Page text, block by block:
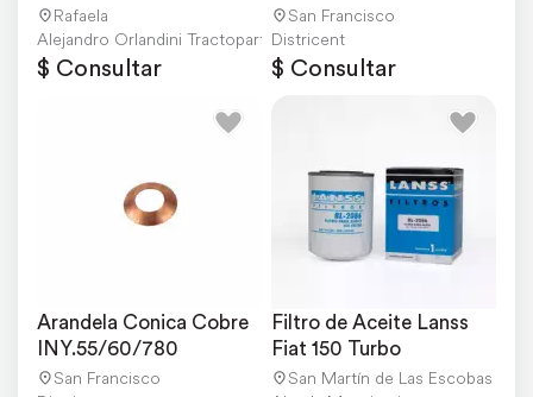
Rafaela
Alejandro Orlandini Tractopartes
$ Consultar
San Francisco
Districent
$ Consultar
Arandela Conica Cobre
INY.55/60/780
San Francisco
Filtro de Aceite Lanss
Fiat 150 Turbo
San Martín de Las Escobas